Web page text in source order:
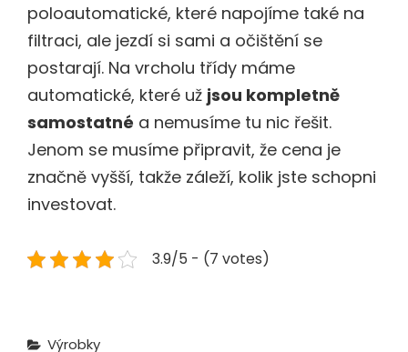
poloautomatické, které napojíme také na
filtraci, ale jezdí si sami a očištění se
postarají. Na vrcholu třídy máme
automatické, které už jsou kompletně
samostatné a nemusíme tu nic řešit.
Jenom se musíme připravit, že cena je
značně vyšší, takže záleží, kolik jste schopni
investovat.
3.9/5 - (7 votes)
Categories
Výrobky